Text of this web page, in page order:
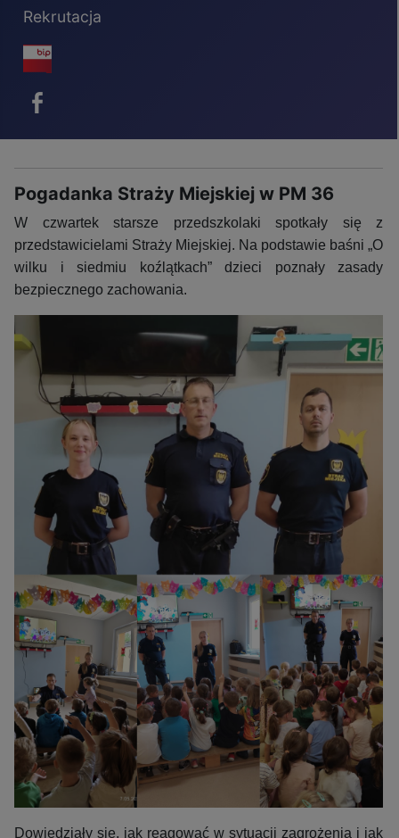
Rekrutacja
BIP - ikona
Pogadanka Straży Miejskiej w PM 36
W czwartek starsze przedszkolaki spotkały się z
przedstawicielami Straży Miejskiej. Na podstawie baśni „O
wilku i siedmiu koźlątkach” dzieci poznały zasady
bezpiecznego zachowania.
Dowiedziały się, jak reagować w sytuacji zagrożenia i jak